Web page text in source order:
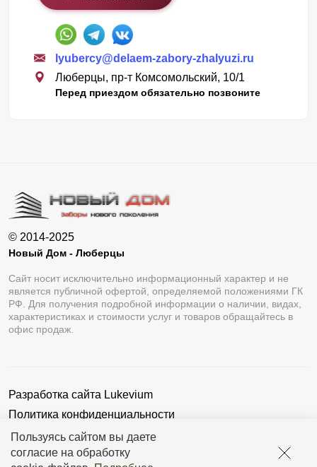
Пользуясь сайтом вы даете
согласие на обработку
lyubercy@delaem-zabory-zhalyuzi.ru
Люберцы, пр-т Комсомольский, 10/1
Перед приездом обязательно позвоните
© 2014-2025
Новый Дом - Люберцы
Сайт носит исключительно информационный характер и не
является публичной офертой, определяемой положениями ГК
РФ. Для получения подробной информации о наличии, видах,
характеристиках и стоимости услуг и товаров обращайтесь в
офис продаж.
Разработка сайта Lukevium
Политика конфиденциальности
Пользовательское соглашение